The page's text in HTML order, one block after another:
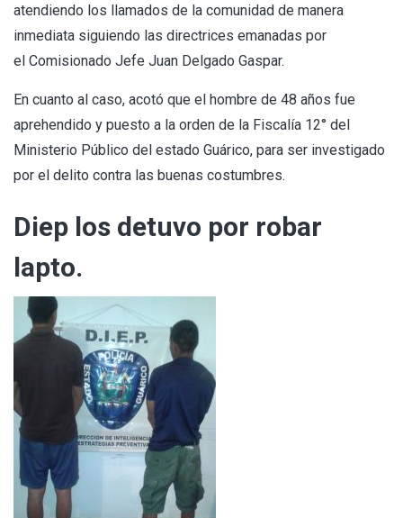
atendiendo los llamados de la comunidad de manera
inmediata siguiendo las directrices emanadas por
el Comisionado Jefe Juan Delgado Gaspar.
En cuanto al caso, acotó que el hombre de 48 años fue
aprehendido y puesto a la orden de la Fiscalía 12° del
Ministerio Público del estado Guárico, para ser investigado
por el delito contra las buenas costumbres.
Diep los detuvo por robar
lapto.